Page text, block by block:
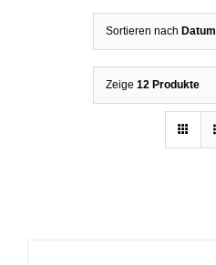
Sortieren nach Datum
Zeige 12 Produkte